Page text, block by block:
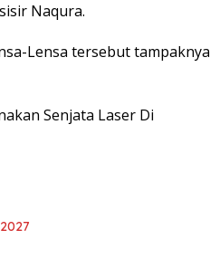
Naqura.
Lensa tersebut tampaknya
Senjata Laser Di